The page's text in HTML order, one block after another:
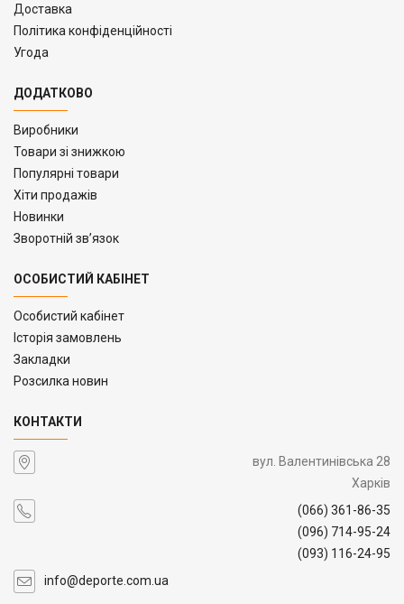
Доставка
Політика конфіденційності
Угода
ДОДАТКОВО
Виробники
Товари зі знижкою
Популярні товари
Хіти продажів
Новинки
Зворотній зв’язок
ОСОБИСТИЙ КАБІНЕТ
Особистий кабінет
Історія замовлень
Закладки
Розсилка новин
КОНТАКТИ
вул. Валентинівська 28
Харків
(066) 361-86-35
(096) 714-95-24
(093) 116-24-95
info@deporte.com.ua